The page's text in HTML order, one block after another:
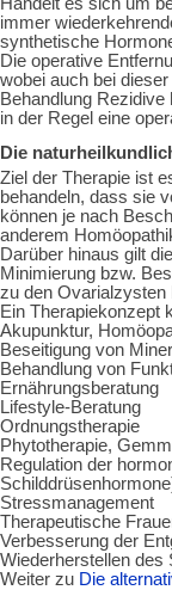
immer
synthetische
Die operative
wobei auch bei
Behandlung
in der Regel eine
Die
Ziel der Therapie ist
behandeln, dass sie
können je nach
anderem
Darüber hinaus gilt
Minimierung bzw.
zu den Ovarialzysten
Ein Therapiekonzept
Akupunktur,
Beseitigung von
Behandlung von
Ernährungsberatung
Lifestyle-Beratung
Ordnungstherapie
Phytotherapie,
Regulation der
Stressmanagement
Therapeutische
Verbesserung der
Wiederherstellen des
Weiter zu Die